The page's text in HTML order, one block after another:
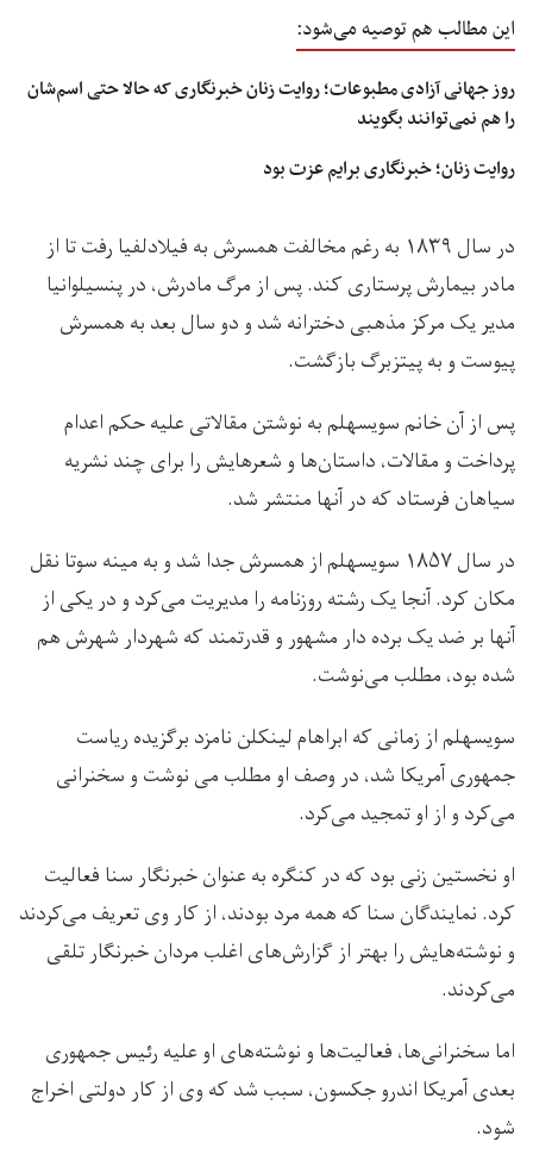
این مطالب هم توصیه می‌شود:
روز جهانی آزادی مطبوعات؛ روایت زنان خبرنگاری که حالا حتی اسم‌شان
را هم نمی‌توانند بگویند
روایت زنان؛ خبرنگاری برایم عزت بود
در سال ۱۸۳۹ به رغم مخالفت همسرش به فیلادلفیا رفت تا از
مادر بیمارش پرستاری کند. پس از مرگ مادرش، در پنسیلوانیا
مدیر یک مرکز مذهبی دخترانه شد و دو سال بعد به همسرش
پیوست و به پیتزبرگ بازگشت.
پس از آن خانم سویسهلم به نوشتن مقالاتی علیه حکم اعدام
پرداخت و مقالات، داستان‌ها و شعرهایش را برای چند نشریه
سیاهان فرستاد که در آنها منتشر شد.
در سال ۱۸۵۷ سویسهلم از همسرش جدا شد و به مینه سوتا نقل
مکان کرد. آنجا یک رشته روزنامه را مدیریت می‌کرد و در یکی از
آنها بر ضد یک برده دار مشهور و قدرتمند که شهردار شهرش هم
شده بود، مطلب می‌نوشت.
سویسهلم از زمانی که ابراهام لینکلن نامزد برگزیده ریاست
جمهوری آمریکا شد، در وصف او مطلب می نوشت و سخنرانی
می‌کرد و از او تمجید می‌کرد.
او نخستین زنی بود که در کنگره به عنوان خبرنگار سنا فعالیت
کرد. نمایندگان سنا که همه مرد بودند، از کار وی تعریف می‌کردند
و نوشته‌هایش را بهتر از گزارش‌های اغلب مردان خبرنگار تلقی
می‌کردند.
اما سخنرانی‌ها، فعالیت‌ها و نوشته‌های او علیه رئیس جمهوری
بعدی آمریکا اندرو جکسون، سبب شد که وی از کار دولتی اخراج
شود.